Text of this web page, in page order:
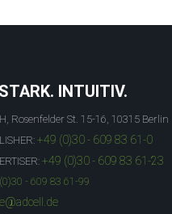
INTUITIV.
Rosenfelder St. 15-16, 10315 Berlin
+49 (0)30 - 609 83 61-0
+49 (0)30 - 609 83 61-23
- 609 83 61-99